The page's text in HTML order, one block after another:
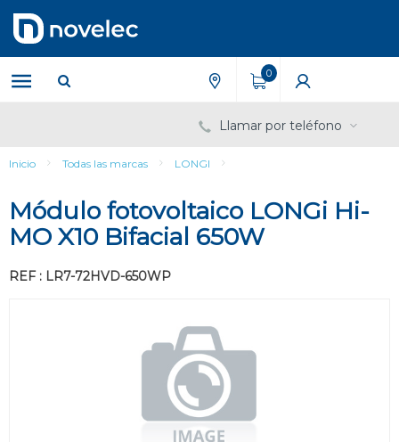
contenido
menú
de
navegación
0
Llamar por teléfono
Inicio Todas las marcas LONGI
Módulo fotovoltaico LONGi Hi-
MO X10 Bifacial 650W
REF : LR7-72HVD-650WP